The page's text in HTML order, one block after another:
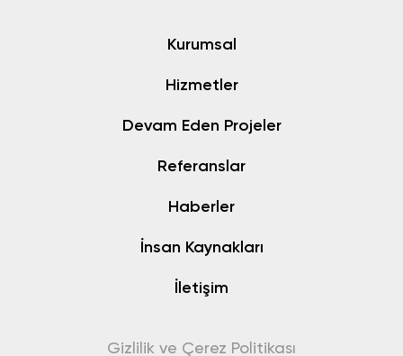
Kurumsal
Hizmetler
Devam Eden Projeler
Referanslar
Haberler
İnsan Kaynakları
İletişim
Gizlilik ve Çerez Politikası